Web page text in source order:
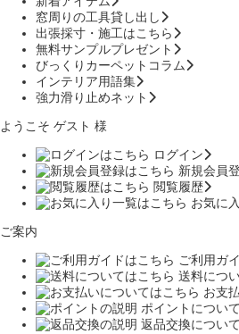
窓周りの工具貸し出し
出張採寸・施工はこちら
無料サンプルプレゼント
びっくりカーペットコラム
インテリア用語集
強力滑り止めネット
ようこそ ゲスト 様
ログイン
新規会員
閲覧履歴
お気に
ご案内
ご利用ガ
送料につ
お支
ポイントについて
返品交換について